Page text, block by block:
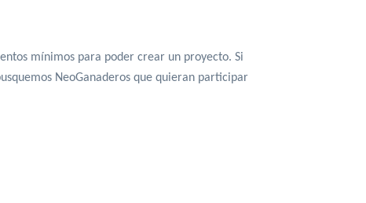
mínimos para poder crear un proyecto. Si
NeoGanaderos que quieran participar